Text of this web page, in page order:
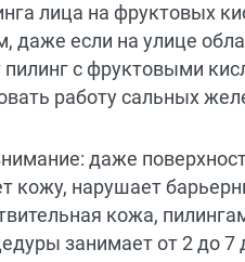
лица на фруктовых
даже если на улице
с фруктовыми
работу сальных
даже
кожу, нарушает
кожа,
занимает от 2 до